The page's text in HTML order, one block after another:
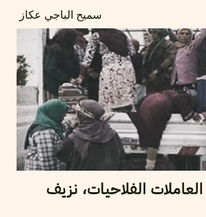
سميح الباجي عكاز
الفلاحيات، نزيف